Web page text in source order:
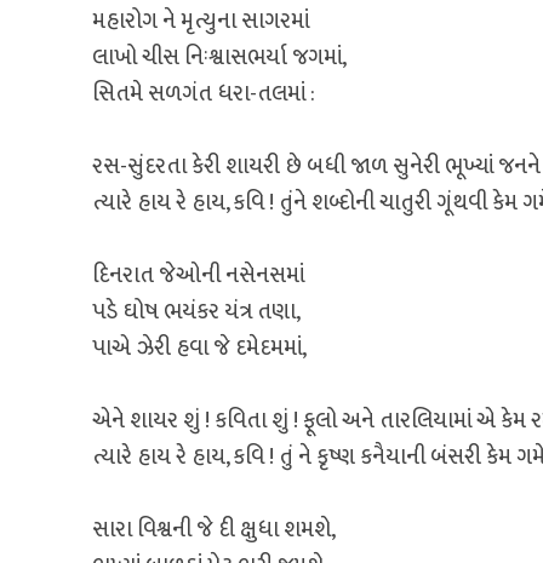
મહારોગ ને મૃત્યુના સાગરમાં
લાખો ચીસ નિઃશ્વાસભર્યા જગમાં,
સિતમે સળગંત ધરા-તલમાં :
રસ-સુંદરતા કેરી શાયરી છે બધી જાળ સુનેરી ભૂખ્યાં
ત્યારે હાય રે હાય, કવિ ! તુંને શબ્દોની ચાતુરી ગૂંથવી કેમ
દિનરાત જેઓની નસેનસમાં
પડે ઘોષ ભયંકર યંત્ર તણા,
પાએ ઝેરી હવા જે દમેદમમાં,
એને શાયર શું ! કવિતા શું ! ફૂલો અને તારલિયામાં એ કેમ
ત્યારે હાય રે હાય, કવિ ! તું ને કૃષ્ણ કનૈયાની બંસરી કેમ
સારા વિશ્વની જે દી ક્ષુધા શમશે,